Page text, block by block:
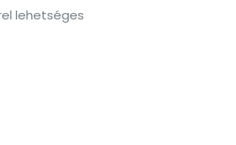
lehetséges